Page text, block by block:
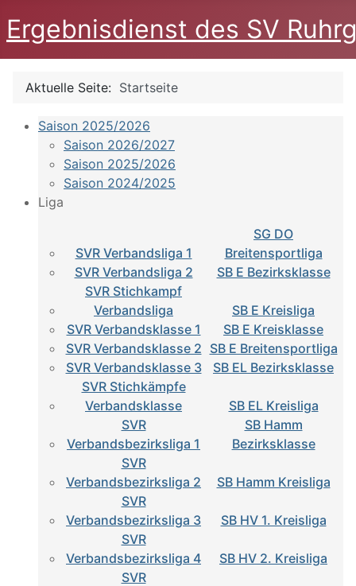
Ergebnisdienst des SV
Aktuelle Seite: Startseite
Saison 2025/2026
Saison 2026/2027
Saison 2025/2026
Saison 2024/2025
Liga
SVR Verbandsliga 1
SG DO
Breitensportliga
SVR Verbandsliga 2
SB E Bezirksklasse
SVR Stichkampf
Verbandsliga
SB E Kreisliga
SVR Verbandsklasse 1
SB E Kreisklasse
SVR Verbandsklasse 2 SB E Breitensportliga
SVR Verbandsklasse 3
SB EL Bezirksklasse
SVR Stichkämpfe
Verbandsklasse
SB EL Kreisliga
SVR
Verbandsbezirksliga 1
SB Hamm
Bezirksklasse
SVR
Verbandsbezirksliga 2
SB Hamm Kreisliga
SVR
Verbandsbezirksliga 3
SB HV 1. Kreisliga
SVR
Verbandsbezirksliga 4
SB HV 2. Kreisliga
SVR